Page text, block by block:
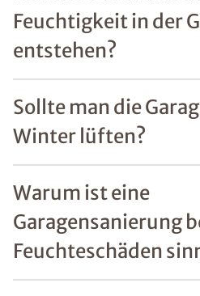
Feuchtigkeit in der
entstehen?
Sollte man die
Winter lüften?
Warum ist eine
Garagensanierung
Feuchteschäden